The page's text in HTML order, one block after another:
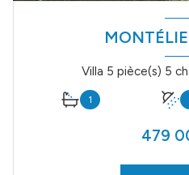
1
479